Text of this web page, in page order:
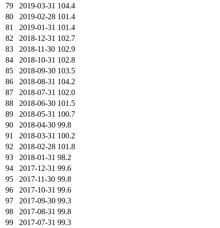
79
2019-03-31 104.4
80
2019-02-28 101.4
81
2019-01-31 101.4
82
2018-12-31 102.7
83
2018-11-30 102.9
84
2018-10-31 102.8
85
2018-09-30 103.5
86
2018-08-31 104.2
87
2018-07-31 102.0
88
2018-06-30 101.5
89
2018-05-31 100.7
90
2018-04-30 99.8
91
2018-03-31 100.2
92
2018-02-28 101.8
93
2018-01-31 98.2
94
2017-12-31 99.6
95
2017-11-30 99.8
96
2017-10-31 99.6
97
2017-09-30 99.3
98
2017-08-31 99.8
99
2017-07-31 99.3